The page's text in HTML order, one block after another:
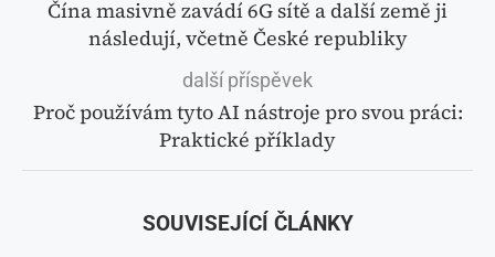
Čína masivně zavádí 6G sítě a další země ji
následují, včetně České republiky
další příspěvek
Proč používám tyto AI nástroje pro svou práci:
Praktické příklady
SOUVISEJÍCÍ ČLÁNKY